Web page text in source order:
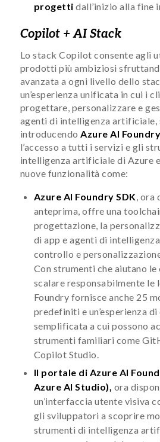
progetti dall’inizio alla fine
Copilot + AI Stack
Lo stack Copilot consente agli
prodotti più ambiziosi
avanzata a ogni livello dello
un’esperienza unificata in cui i
progettare, personalizzare e
agenti di intelligenza artificiale,
introducendo Azure AI Foundry
l’accesso a tutti i servizi e gli
intelligenza artificiale di Azure
nuove funzionalità come:
Azure AI Foundry SDK ,
anteprima, offre una
progettazione, la
di app e agenti di
controllo e
Con strumenti che aiutano
scalare responsabilmente le
Foundry fornisce anche 25
predefiniti e un’esperienza
semplificata a cui possono
strumenti familiari come
Copilot Studio.
Il portale di Azure AI
Azure AI Studio), ora
un’interfaccia utente visiva
gli sviluppatori a scoprire
strumenti di intelligenza